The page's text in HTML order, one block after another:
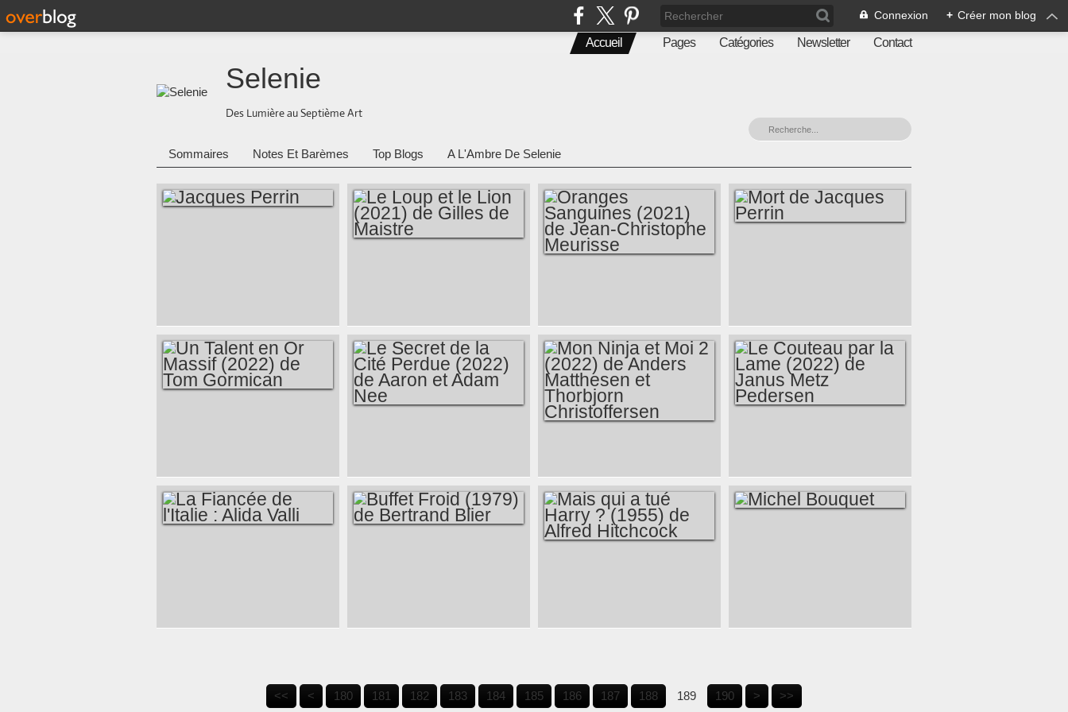
Connexion + Créer mon blog
Accueil Pages Catégories Newsletter Contact
Selenie
Des Lumière au Septième Art
Sommaires Notes Et Barèmes Top Blogs A L'Ambre De Selenie
GILLES DE
MAISTRE
SANGUINES (2021)
DE JEAN-
CHRISTOPHE
MEURISSE
TOM GORMICAN
CITÉ PERDUE
(2022) DE AARON
ET ADAM NEE
2 (2022) DE
ANDERS
MATTHESEN ET
LA LAME (2022) DE
JANUS METZ
ALFRED
<< < 100
110
120
130
140
150
160
170
180 181 182 183 184 185 186 187 188 189 190 200
300
400
500
600
> >>